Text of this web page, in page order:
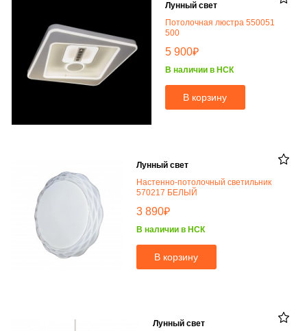
Лунный свет
Потолочная люстра 550051
500
5 900₽
В наличии в НСК
В корзину
Лунный свет
Настенно-потолочный светильник
570217 БЕЛЫЙ
3 890₽
В наличии в НСК
В корзину
Лунный свет